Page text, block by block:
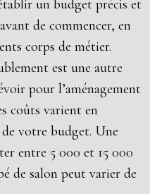
un budget précis et
de commencer, en
corps de métier.
est une autre
pour l’aménagement
coûts varient en
votre budget. Une
entre 5 000 et 15 000
de salon peut varier de